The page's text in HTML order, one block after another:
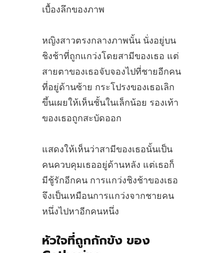
เบื้องลึกของภาพ
หญิงสาวตรงกลางภาพนั้น นั่งอยู่บน
ชิงช้าที่ถูกแกว่งโดยสามีของเธอ แต่
สายตาของเธอจับจองไปที่ชายอีกคน
ที่อยู่ด้านซ้าย กระโปรงของเธอเลิก
ขึ้นเผยให้เห็นชั้นในเล็กน้อย รองเท้า
ของเธอถูกสะบัดออก
แสดงให้เห็นว่าสามีของเธอนั้นเป็น
คนควบคุมเธออยู่ด้านหลัง แต่เธอก็
มีชู้รักอีกคน การแกว่งชิงช้าของเธอ
จึงเป็นเหมือนการแกว่งจากชายคน
หนึ่งไปหาอีกคนหนึ่ง
หัวใจที่ถูกกักขัง ของ